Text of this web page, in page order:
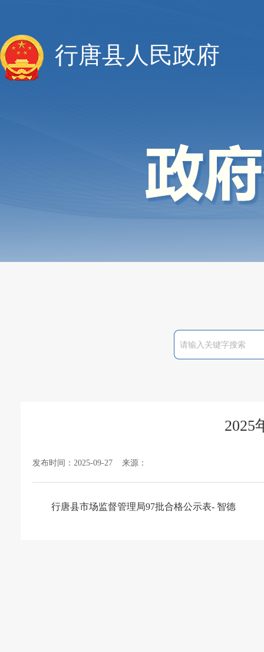
行唐县人民政府
2025
发布时间：2025-09-27 来源：
行唐县市场监督管理局97批合格公示表- 智德